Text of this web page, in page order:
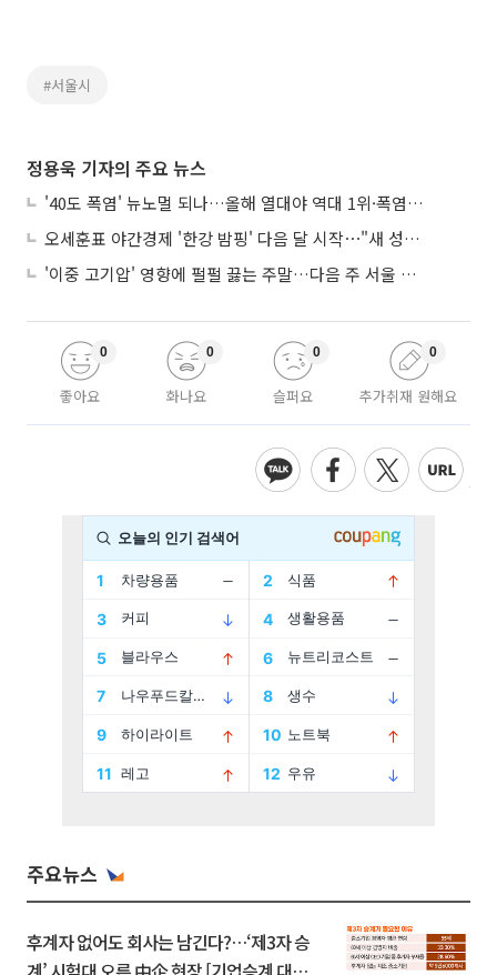
#서울시
정용욱 기자의 주요 뉴스
'40도 폭염' 뉴노멀 되나…올해 열대야 역대 1위·폭염일수 평년 3배 넘어
오세훈표 야간경제 '한강 밤핑' 다음 달 시작⋯"새 성장동력 만들 것"
'이중 고기압' 영향에 펄펄 끓는 주말…다음 주 서울 포함 서쪽이 더 덥다
좋아요
0
화나요
0
슬퍼요
0
추가취재 원해요
0
주요뉴스
후계자 없어도 회사는 남긴다?…‘제3자 승